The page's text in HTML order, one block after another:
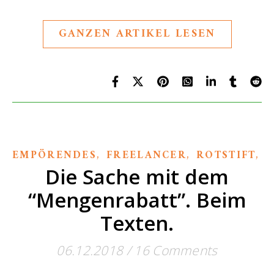
GANZEN ARTIKEL LESEN
EMPÖRENDES, FREELANCER, ROTSTIFT,
Die Sache mit dem
“Mengenrabatt”. Beim
Texten.
06.12.2018 / 16 Comments